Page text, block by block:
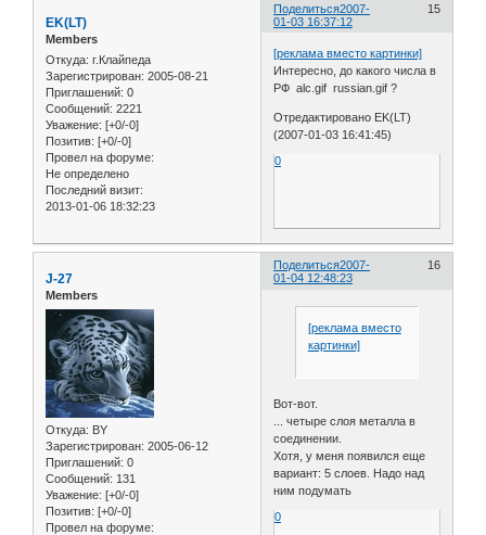
Поделиться 15
2007-
01-03 16:37:12
EK(LT)
Members
Откуда: г.Клайпеда
Зарегистрирован: 2005-08-21
Приглашений: 0
Сообщений: 2221
Уважение: [+0/-0]
Позитив: [+0/-0]
Провел на форуме:
Не определено
Последний визит:
2013-01-06 18:32:23
[реклама вместо картинки]
Интересно, до какого числа в
РФ alc.gif russian.gif ?
Отредактировано EK(LT)
(2007-01-03 16:41:45)
0
Поделиться 16
2007-
01-04 12:48:23
J-27
Members
Откуда: BY
Зарегистрирован: 2005-06-12
Приглашений: 0
Сообщений: 131
Уважение: [+0/-0]
Позитив: [+0/-0]
Провел на форуме:
[реклама вместо
картинки]
Вот-вот.
... четыре слоя металла в
соединении.
Хотя, у меня появился еще
вариант: 5 слоев. Надо над
ним подумать
0